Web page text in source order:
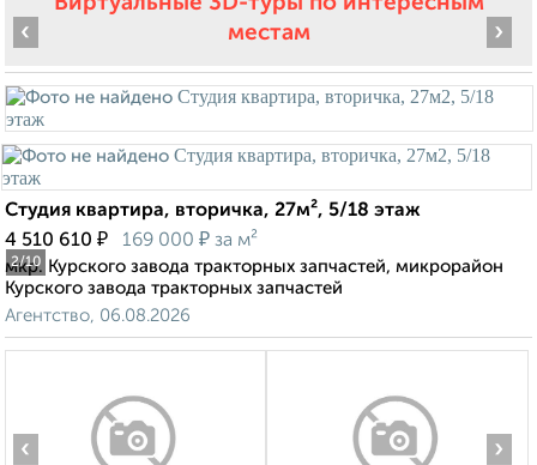
местам
2/10
‹ ›
Студия квартира, вторичка, 27м², 5/18 этаж
4 510 610 ₽ 169 000 ₽ за м²
мкр. Курского завода тракторных запчастей, микрорайон
Курского завода тракторных запчастей
Агентство, 06.08.2026
‹ ›